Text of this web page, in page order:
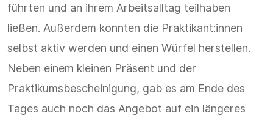
führten und an ihrem Arbeitsalltag teilhaben
ließen. Außerdem konnten die Praktikant:innen
selbst aktiv werden und einen Würfel herstellen.
Neben einem kleinen Präsent und der
Praktikumsbescheinigung, gab es am Ende des
Tages auch noch das Angebot auf ein längeres